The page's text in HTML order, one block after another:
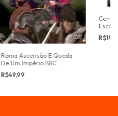
Roma Ascensão E Queda
De Um Império BBC
R$49,99